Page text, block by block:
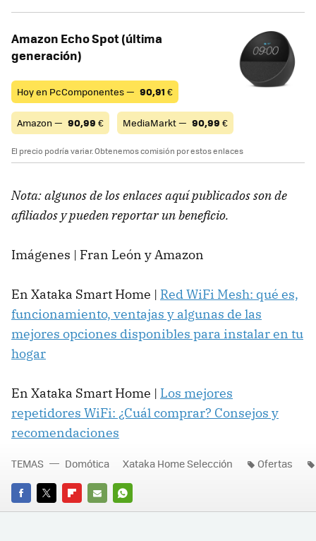
Amazon Echo Spot (última
generación)
Hoy en PcComponentes — 90,91 €
Amazon — 90,99 € MediaMarkt — 90,99 €
El precio podría variar. Obtenemos comisión por estos enlaces
Nota: algunos de los enlaces aquí publicados son de
afiliados y pueden reportar un beneficio.
Imágenes | Fran León y Amazon
En Xataka Smart Home | Red WiFi Mesh: qué es,
funcionamiento, ventajas y algunas de las
mejores opciones disponibles para instalar en tu
hogar
En Xataka Smart Home | Los mejores
repetidores WiFi: ¿Cuál comprar? Consejos y
recomendaciones
FACEBOOK
TWITTERFLIPBOARD
E-
WHATSAPP
TEMAS Domótica Xataka Home Selección Ofertas